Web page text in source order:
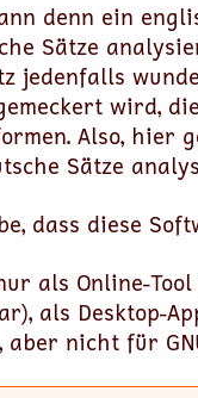
denn ein
Sätze
jedenfalls
wird,
Also, hier
Sätze
dass diese
als Online-
als Desktop-
nicht für